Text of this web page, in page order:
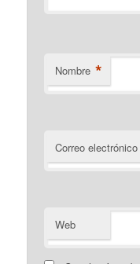
Nombre *
Correo electrónico
Web